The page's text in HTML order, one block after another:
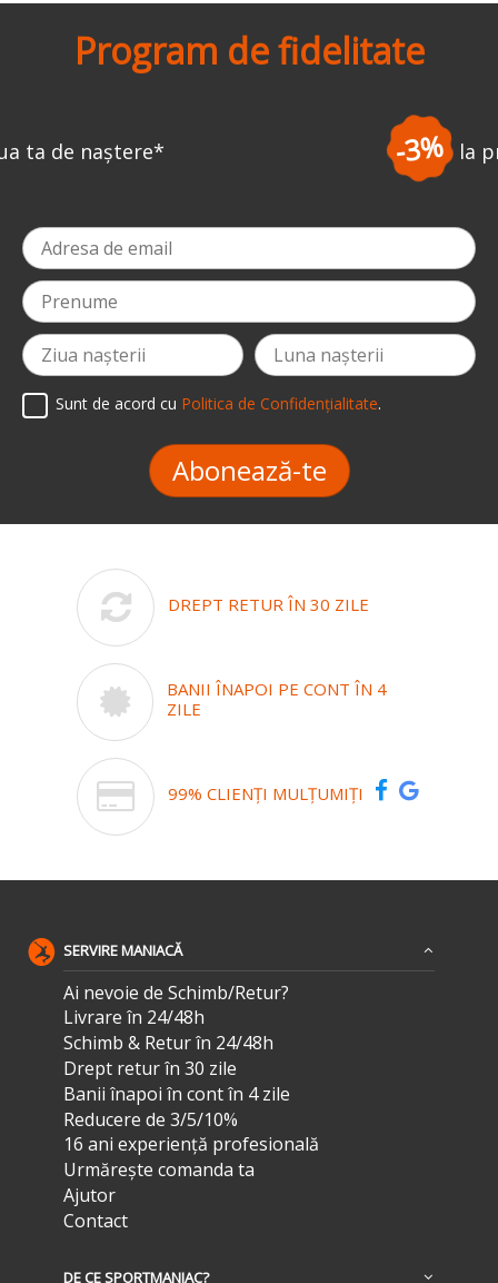
Program de fidelitate
la prima comandă *
Sunt de acord cu Politica de Confidențialitate.
Abonează-te
DREPT RETUR ÎN 30 ZILE
BANII ÎNAPOI PE CONT ÎN 4
ZILE
99% CLIENȚI MULȚUMIȚI
SERVIRE MANIACĂ
Ai nevoie de Schimb/Retur?
Livrare în 24/48h
Schimb & Retur în 24/48h
Drept retur în 30 zile
Banii înapoi în cont în 4 zile
Reducere de 3/5/10%
16 ani experiență profesională
Urmărește comanda ta
Ajutor
Contact
DE CE SPORTMANIAC?